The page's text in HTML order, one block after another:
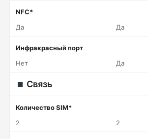
NFC*
Да
Да
Инфракрасный порт
Нет
Да
Связь
Количество SIM*
2
2